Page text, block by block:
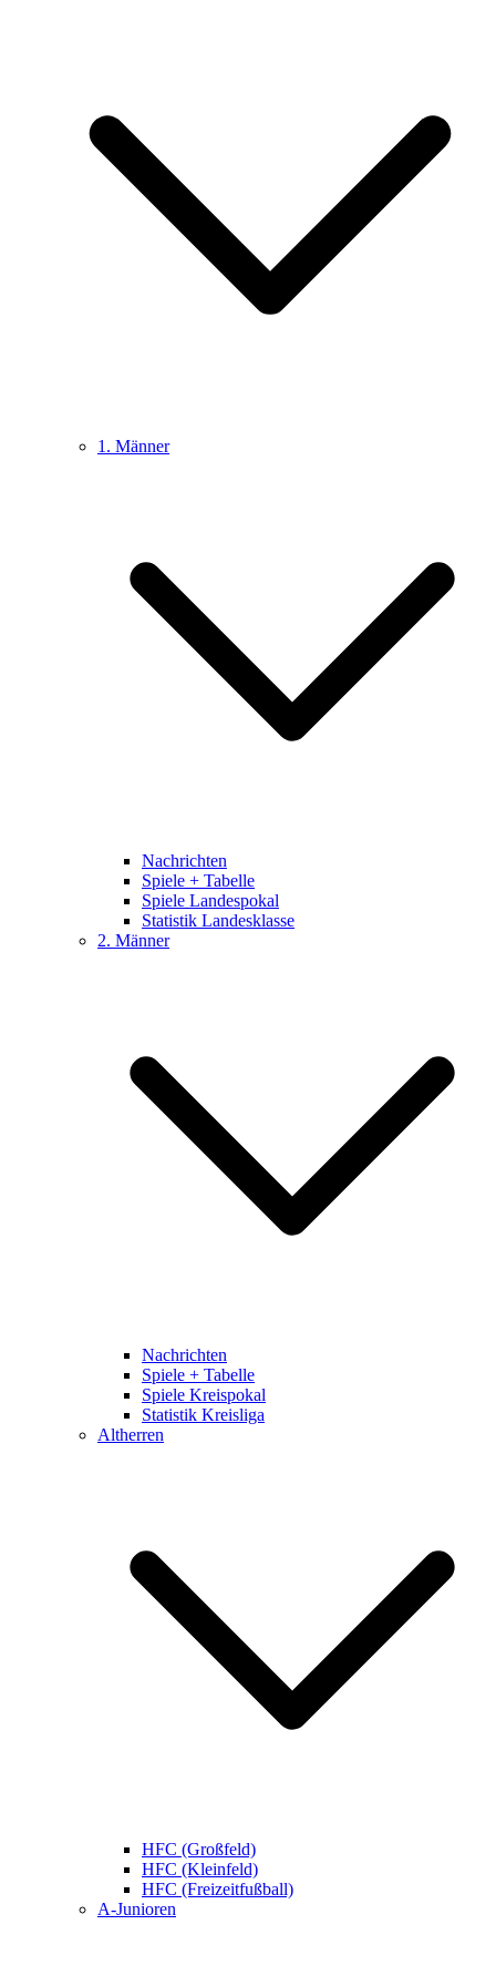
1. Männer
Nachrichten
Spiele + Tabelle
Spiele Landespokal
Statistik Landesklasse
2. Männer
Nachrichten
Spiele + Tabelle
Spiele Kreispokal
Statistik Kreisliga
Altherren
HFC (Großfeld)
HFC (Kleinfeld)
HFC (Freizeitfußball)
A-Junioren